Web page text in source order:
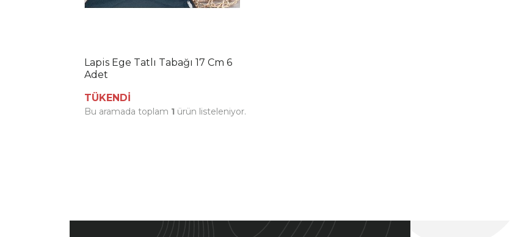
Lapis Ege Tatlı Tabağı 17 Cm 6
Adet
TÜKENDİ
Bu aramada toplam 1 ürün listeleniyor.